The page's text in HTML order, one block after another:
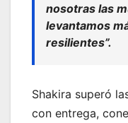
nosotras las
levantamos
resilientes”.
Shakira superó
con entrega,